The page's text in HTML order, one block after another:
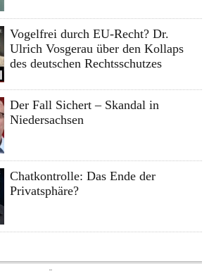
Vogelfrei durch EU-Recht? Dr.
Ulrich Vosgerau über den Kollaps
des deutschen Rechtsschutzes
Der Fall Sichert – Skandal in
Niedersachsen
Chatkontrolle: Das Ende der
Privatsphäre?